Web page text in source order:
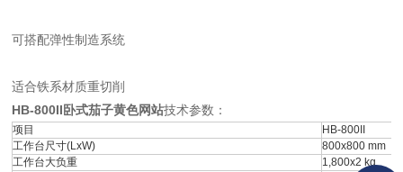
可搭配弹性制造系统
适合铁系材质重切削
HB-800II卧式茄子黄色网站技术参数：
项目
HB-800II
工作台尺寸(LxW)
800x800 mm
工作台大负重
1,800x2 kg